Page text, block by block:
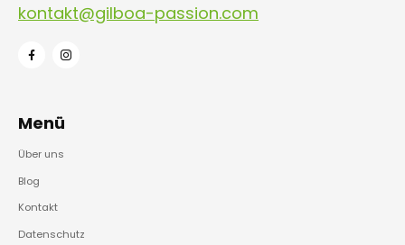
kontakt@gilboa-passion.com
Menü
Über uns
Blog
Kontakt
Datenschutz